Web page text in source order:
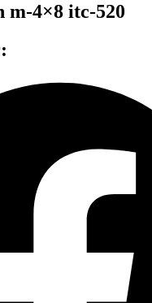
m-4×8 itc-520